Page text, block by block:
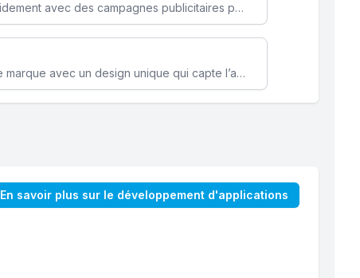
Attirez des clients ciblés rapidement avec des campagnes publicitaires payantes optimisées pour vos objectifs.
Renforcez l’identité de votre marque avec un design unique qui capte l’attention et engage vos clients.
En savoir plus sur le développement d'applications